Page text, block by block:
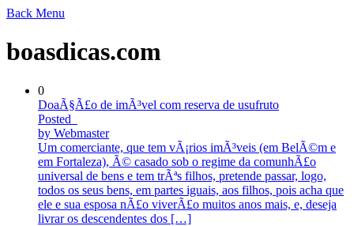
Back Menu
boasdicas.com
0
DoaÃ§Ã£o de imÃ³vel com reserva de usufruto
Posted
by Webmaster
Um comerciante, que tem vÃ¡rios imÃ³veis (em BelÃ©m e
em Fortaleza), Ã© casado sob o regime da comunhÃ£o
universal de bens e tem trÃªs filhos, pretende passar, logo,
todos os seus bens, em partes iguais, aos filhos, pois acha que
ele e sua esposa nÃ£o viverÃ£o muitos anos mais, e, deseja
livrar os descendentes dos […]